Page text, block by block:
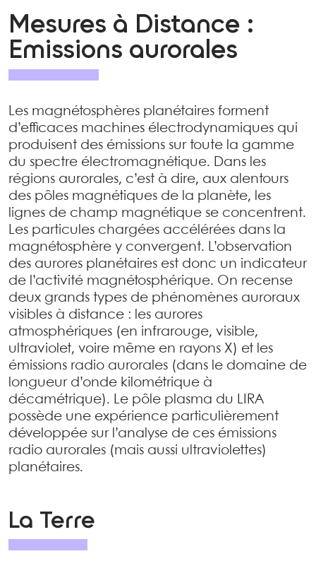
Mesures à Distance :
Emissions aurorales
Les magnétosphères planétaires forment
d’efficaces machines électrodynamiques qui
produisent des émissions sur toute la gamme
du spectre électromagnétique. Dans les
régions aurorales, c’est à dire, aux alentours
des pôles magnétiques de la planète, les
lignes de champ magnétique se concentrent.
Les particules chargées accélérées dans la
magnétosphère y convergent. L’observation
des aurores planétaires est donc un indicateur
de l’activité magnétosphérique. On recense
deux grands types de phénomènes auroraux
visibles à distance : les aurores
atmosphériques (en infrarouge, visible,
ultraviolet, voire même en rayons X) et les
émissions radio aurorales (dans le domaine de
longueur d’onde kilométrique à
décamétrique). Le pôle plasma du LIRA
possède une expérience particulièrement
développée sur l’analyse de ces émissions
radio aurorales (mais aussi ultraviolettes)
planétaires.
La Terre